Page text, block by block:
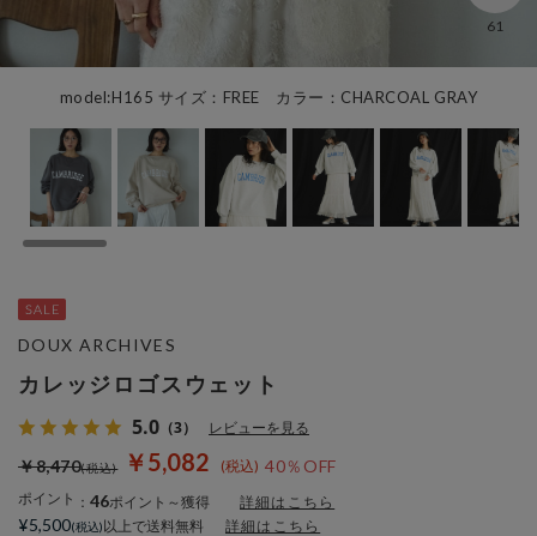
model:H165 サイズ：FREE カラー：CHARCOAL GRAY
61
カレッジロゴスウェット
5.0 （3） レビューを見る
￥5,082 40％OFF
￥8,470
ポイント ： 46ポイント～獲得 詳細はこちら
DOUX ARCHIVES
¥5,500 以上で送料無料 詳細はこちら